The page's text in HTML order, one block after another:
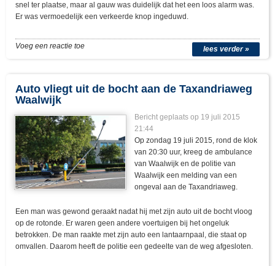
snel ter plaatse, maar al gauw was duidelijk dat het een loos alarm was.
Er was vermoedelijk een verkeerde knop ingeduwd.
lees verder »
Voeg een reactie toe
Auto vliegt uit de bocht aan de Taxandriaweg
Waalwijk
Bericht geplaats op 19 juli 2015
21:44
Op zondag 19 juli 2015, rond de klok
van 20:30 uur, kreeg de ambulance
van Waalwijk en de politie van
Waalwijk een melding van een
ongeval aan de Taxandriaweg.
Een man was gewond geraakt nadat hij met zijn auto uit de bocht vloog
op de rotonde. Er waren geen andere voertuigen bij het ongeluk
betrokken. De man raakte met zijn auto een lantaarnpaal, die staat op
omvallen. Daarom heeft de politie een gedeelte van de weg afgesloten.